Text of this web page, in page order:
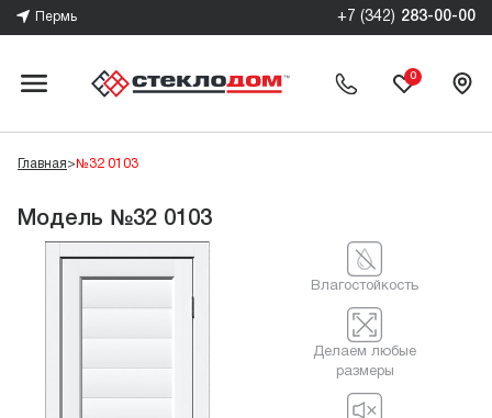
Пермь +7 (342) 283-00-00
0
Главная> №32 0103
Модель №32 0103
Влагостойкость
Делаем любые
размеры